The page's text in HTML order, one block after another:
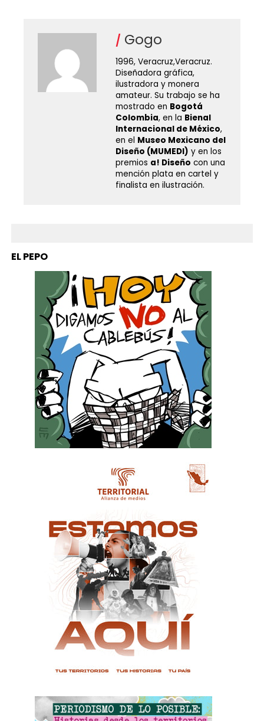
Gogo
1996, Veracruz,Veracruz.
Diseñadora gráfica,
ilustradora y monera
amateur. Su trabajo se ha
mostrado en Bogotá
Colombia, en la Bienal
Internacional de México,
en el Museo Mexicano del
Diseño (MUMEDI) y en los
premios a! Diseño con una
mención plata en cartel y
finalista en ilustración.
EL PEPO